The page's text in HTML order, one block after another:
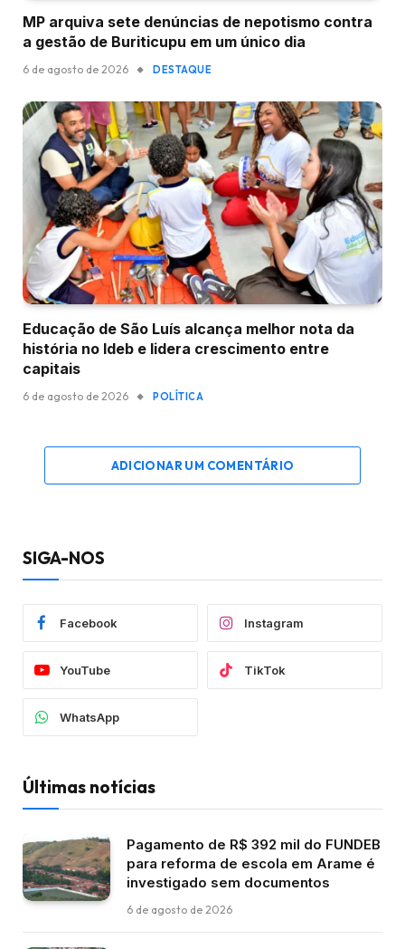
MP arquiva sete denúncias de nepotismo contra
a gestão de Buriticupu em um único dia
6 de agosto de 2026 DESTAQUE
Educação de São Luís alcança melhor nota da
história no Ideb e lidera crescimento entre
capitais
6 de agosto de 2026 POLÍTICA
ADICIONAR UM COMENTÁRIO
SIGA-NOS
Facebook Instagram
YouTube TikTok
WhatsApp
Últimas notícias
Pagamento de R$ 392 mil do FUNDEB
para reforma de escola em Arame é
investigado sem documentos
6 de agosto de 2026